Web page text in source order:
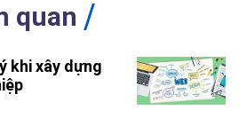
quan
khi xây dựng